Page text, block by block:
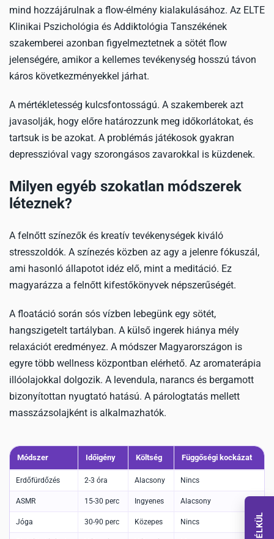
mind hozzájárulnak a flow-élmény kialakulásához. Az ELTE
Klinikai Pszichológia és Addiktológia Tanszékének
szakemberei azonban figyelmeztetnek a sötét flow
jelenségére, amikor a kellemes tevékenység hosszú távon
káros következményekkel járhat.
A mértékletesség kulcsfontosságú. A szakemberek azt
javasolják, hogy előre határozzunk meg időkorlátokat, és
tartsuk is be azokat. A problémás játékosok gyakran
depresszióval vagy szorongásos zavarokkal is küzdenek.
Milyen egyéb szokatlan módszerek
léteznek?
A felnőtt színezők és kreatív tevékenységek kiváló
stresszoldók. A színezés közben az agy a jelenre fókuszál,
ami hasonló állapotot idéz elő, mint a meditáció. Ez
magyarázza a felnőtt kifestőkönyvek népszerűségét.
A floatáció során sós vízben lebegünk egy sötét,
hangszigetelt tartályban. A külső ingerek hiánya mély
relaxációt eredményez. A módszer Magyarországon is
egyre több wellness központban elérhető. Az aromaterápia
illóolajokkal dolgozik. A levendula, narancs és bergamott
bizonyítottan nyugtató hatású. A párologtatás mellett
masszázsolajként is alkalmazhatók.
Módszer Időigény Költség Függőségi kockázat
Erdőfürdőzés 2-3 óra Alacsony Nincs
ASMR 15-30 perc Ingyenes Alacsony
Jóga 30-90 perc Közepes Nincs